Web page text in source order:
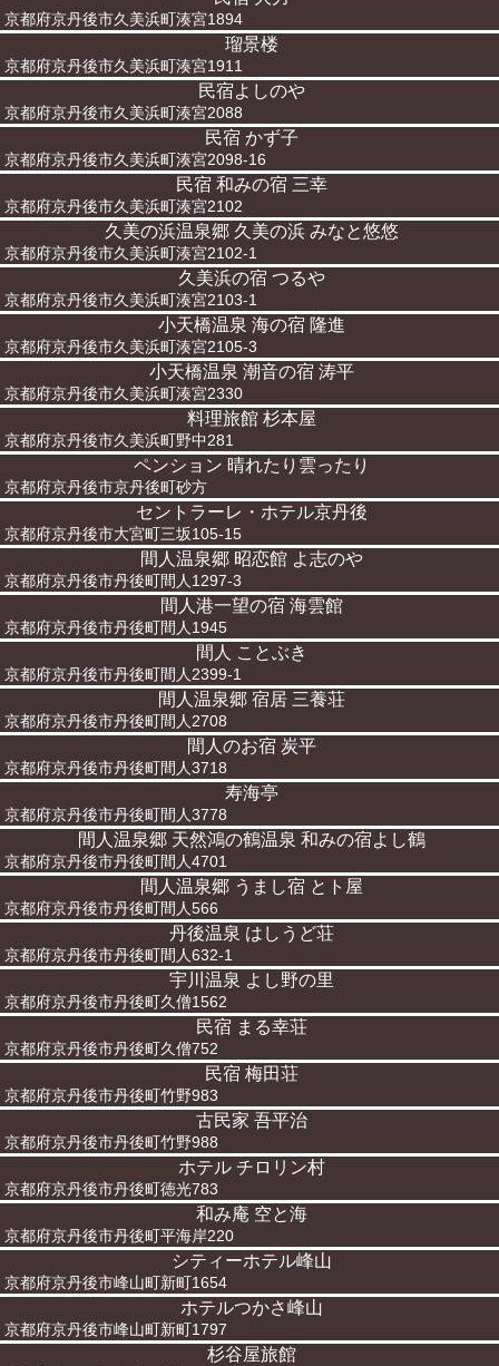
京都府京丹後市久美浜町湊宮1894
瑠景楼
京都府京丹後市久美浜町湊宮1911
民宿よしのや
京都府京丹後市久美浜町湊宮2088
民宿 かず子
京都府京丹後市久美浜町湊宮2098-16
民宿 和みの宿 三幸
京都府京丹後市久美浜町湊宮2102
久美の浜温泉郷 久美の浜 みなと悠悠
京都府京丹後市久美浜町湊宮2102-1
久美浜の宿 つるや
京都府京丹後市久美浜町湊宮2103-1
小天橋温泉 海の宿 隆進
京都府京丹後市久美浜町湊宮2105-3
小天橋温泉 潮音の宿 涛平
京都府京丹後市久美浜町湊宮2330
料理旅館 杉本屋
京都府京丹後市久美浜町野中281
ペンション 晴れたり雲ったり
京都府京丹後市京丹後町砂方
セントラーレ・ホテル京丹後
京都府京丹後市大宮町三坂105-15
間人温泉郷 昭恋館 よ志のや
京都府京丹後市丹後町間人1297-3
間人港一望の宿 海雲館
京都府京丹後市丹後町間人1945
間人 ことぶき
京都府京丹後市丹後町間人2399-1
間人温泉郷 宿居 三養荘
京都府京丹後市丹後町間人2708
間人のお宿 炭平
京都府京丹後市丹後町間人3718
寿海亭
京都府京丹後市丹後町間人3778
間人温泉郷 天然鴻の鶴温泉 和みの宿よし鶴
京都府京丹後市丹後町間人4701
間人温泉郷 うまし宿 とト屋
京都府京丹後市丹後町間人566
丹後温泉 はしうど荘
京都府京丹後市丹後町間人632-1
宇川温泉 よし野の里
京都府京丹後市丹後町久僧1562
民宿 まる幸荘
京都府京丹後市丹後町久僧752
民宿 梅田荘
京都府京丹後市丹後町竹野983
古民家 吾平治
京都府京丹後市丹後町竹野988
ホテル チロリン村
京都府京丹後市丹後町徳光783
和み庵 空と海
京都府京丹後市丹後町平海岸220
シティーホテル峰山
京都府京丹後市峰山町新町1654
ホテルつかさ峰山
京都府京丹後市峰山町新町1797
杉谷屋旅館